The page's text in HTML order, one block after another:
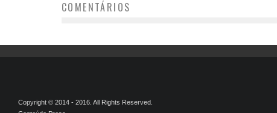
COMENTÁRIOS
Copyright © 2014 - 2016. All Rights Reserved.